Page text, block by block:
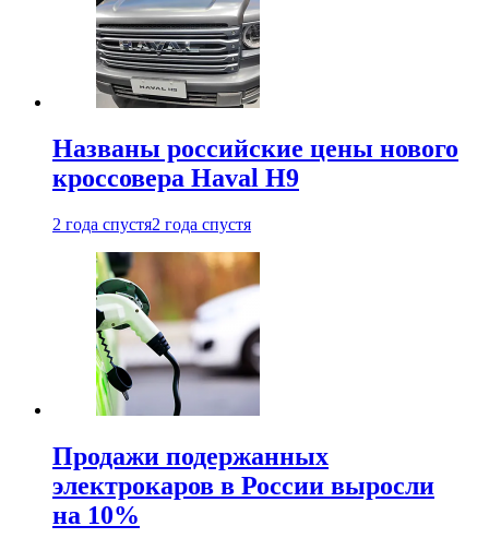
Названы российские цены нового
кроссовера Haval H9
2 года спустя2 года спустя
Продажи подержанных
электрокаров в России выросли
на 10%